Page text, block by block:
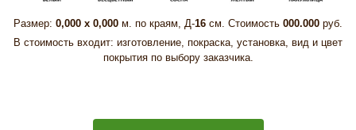
Размер: 0,000 х 0,000 м. по краям, Д-16 см. Стоимость 000.000 руб.
В стоимость входит: изготовление, покраска, установка, вид и цвет
покрытия по выбору заказчика.